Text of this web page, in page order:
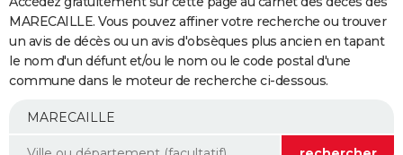
Programme TV
TNT
Streaming
Cinéma
Sorties cinéma
Musique
+
FINANCE
Impôts
Immobilier
Risques naturels par ville
Banque
Assurance
Crédit
AUTO
Essais
Réserver un essai
Citadines
Berlines
SUV
Forum auto
+
Mobiles
Meilleur smartphone
Internet
Ordinateurs
Jeux vidéo
Guide high-tech
MARECAILLE. Vous pouvez affiner votre recherche ou trouver
un avis de décès ou un avis d'obsèques plus ancien en tapant
le nom d'un défunt et/ou le nom ou le code postal d'une
commune dans le moteur de recherche ci-dessous.